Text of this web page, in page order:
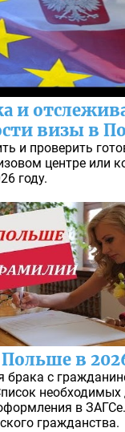
и
визы в
и проверить
центре или
году.
в
брака с
в
гражданства.